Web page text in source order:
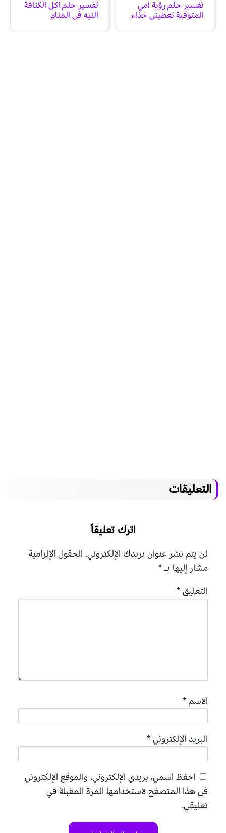
تفسير حلم رؤية امي
المتوفية تعطيني حذاء
تفسير حلم اكل الكنافة
النيه في المنام
التعليقات
اترك تعليقاً
لن يتم نشر عنوان بريدك الإلكتروني. الحقول الإلزامية
مشار إليها بـ*
التعليق*
الاسم*
البريد الإلكتروني*
احفظ اسمي، بريدي الإلكتروني، والموقع الإلكتروني
في هذا المتصفح لاستخدامها المرة المقبلة في
تعليقي.